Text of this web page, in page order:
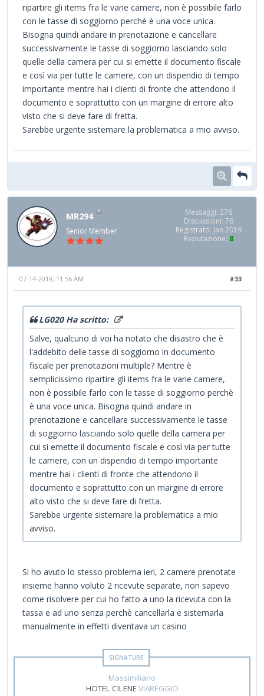
ripartire gli items fra le varie camere, non è possibile farlo
con le tasse di soggiorno perchè è una voce unica.
Bisogna quindi andare in prenotazione e cancellare
successivamente le tasse di soggiorno lasciando solo
quelle della camera per cui si emette il documento fiscale
e così via per tutte le camere, con un dispendio di tempo
importante mentre hai i clienti di fronte che attendono il
documento e soprattutto con un margine di errore alto
visto che si deve fare di fretta.
Sarebbe urgente sistemare la problematica a mio avviso.
MR294
Senior Member
Messaggi: 276
Discussioni: 76
Registrato: Jan 2019
Reputazione: 8
#33
07-14-2019, 11:56 AM
LG020 Ha scritto:
Salve, qualcuno di voi ha notato che disastro che è
l'addebito delle tasse di soggiorno in documento
fiscale per prenotazioni multiple? Mentre è
semplicissimo ripartire gli items fra le varie camere,
non è possibile farlo con le tasse di soggiorno perchè
è una voce unica. Bisogna quindi andare in
prenotazione e cancellare successivamente le tasse
di soggiorno lasciando solo quelle della camera per
cui si emette il documento fiscale e così via per tutte
le camere, con un dispendio di tempo importante
mentre hai i clienti di fronte che attendono il
documento e soprattutto con un margine di errore
alto visto che si deve fare di fretta.
Sarebbe urgente sistemare la problematica a mio
avviso.
Si ho avuto lo stesso problema ieri, 2 camere prenotate
insieme hanno voluto 2 ricevute separate, non sapevo
come risolvere per cui ho fatto a uno la ricevuta con la
tassa e ad uno senza perchè cancellarla e sistemarla
manualmente in effetti diventava un casino
Massimiliano
HOTEL CILENEVIAREGGIO